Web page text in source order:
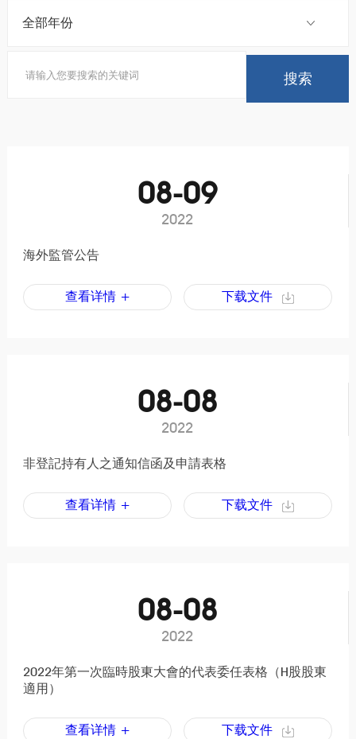
08-09
2022
海外監管公告
查看详情 + 下载文件
08-08
2022
非登記持有人之通知信函及申請表格
查看详情 + 下载文件
08-08
2022
2022年第一次臨時股東大會的代表委任表格（H股股東
適用）
查看详情 + 下载文件